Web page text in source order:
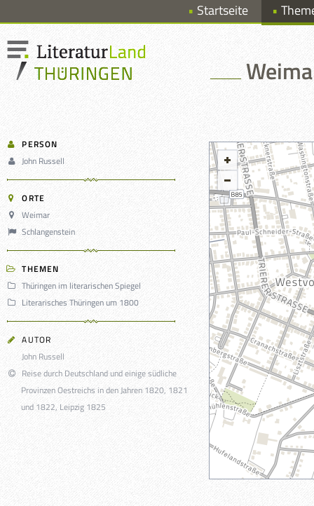
Startseite
PERSON
John Russell
ORTE
Weimar
Schlangenstein
THEMEN
Thüringen im literarischen Spiegel
Literarisches Thüringen um 1800
AUTOR
John Russell
Reise durch Deutschland und einige südliche
Provinzen Oestreichs in den Jahren 1820, 1821
und 1822, Leipzig 1825